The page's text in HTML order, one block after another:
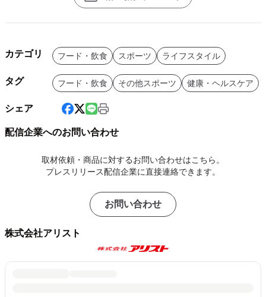
カテゴリ フード・飲食 スポーツ ライフスタイル
タグ フード・飲食 その他スポーツ 健康・ヘルスケア
シェア
配信企業へのお問い合わせ
取材依頼・商品に対するお問い合わせはこちら。
プレスリリース配信企業に直接連絡できます。
お問い合わせ
株式会社アリスト